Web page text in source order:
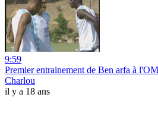
9:59
Premier entrainement de Ben arfa à l'OM
Charlou
il y a 18 ans